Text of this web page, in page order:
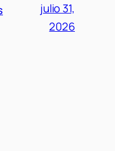
julio 31,
2026